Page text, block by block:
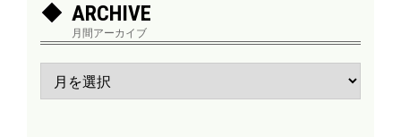
ARCHIVE
月間アーカイブ